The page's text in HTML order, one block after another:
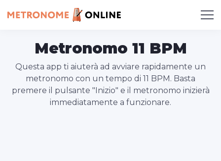
Metronomo 11 BPM
Questa app ti aiuterà ad avviare rapidamente un
metronomo con un tempo di 11 BPM. Basta
premere il pulsante "Inizio" e il metronomo inizierà
immediatamente a funzionare.